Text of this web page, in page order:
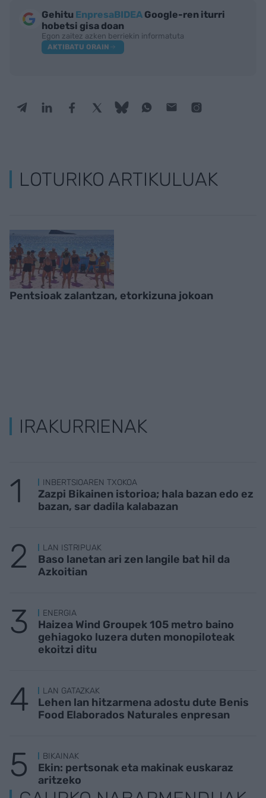
Gehitu EnpresaBIDEA Google-ren iturri
hobetsi gisa doan
Egon zaitez azken berriekin informatuta
AKTIBATU ORAIN
LOTURIKO ARTIKULUAK
Pentsioak zalantzan, etorkizuna jokoan
IRAKURRIENAK
INBERTSIOAREN TXOKOA
Zazpi Bikainen istorioa; hala bazan edo ez
bazan, sar dadila kalabazan
LAN ISTRIPUAK
Baso lanetan ari zen langile bat hil da
Azkoitian
ENERGIA
Haizea Wind Groupek 105 metro baino
gehiagoko luzera duten monopiloteak
ekoitzi ditu
LAN GATAZKAK
Lehen lan hitzarmena adostu dute Benis
Food Elaborados Naturales enpresan
BIKAINAK
Ekin: pertsonak eta makinak euskaraz
aritzeko